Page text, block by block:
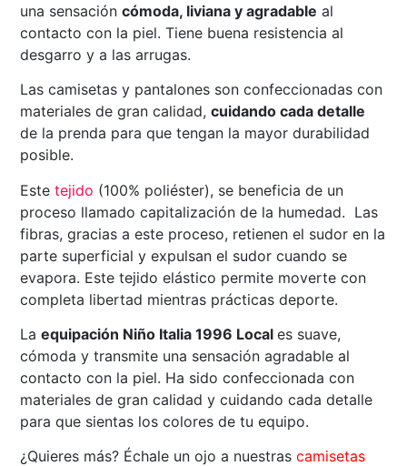
una sensacióncómoda, liviana y agradable al
contacto con la piel. Tiene buena resistencia al
desgarro y a las arrugas.
Las camisetas y pantalones son confeccionadas con
materiales de gran calidad,cuidando cada detalle
de la prenda para que tengan la mayor durabilidad
posible.
Estetejido (100% poliéster), se beneficia de un
proceso llamado capitalización de la humedad. Las
fibras, gracias a este proceso, retienen el sudor en la
parte superficial y expulsan el sudor cuando se
evapora. Este tejido elástico permite moverte con
completa libertad mientras prácticas deporte.
Laequipación Niño Italia 1996 Locales suave,
cómoda y transmite una sensación agradable al
contacto con la piel. Ha sido confeccionada con
materiales de gran calidad y cuidando cada detalle
para que sientas los colores de tu equipo.
¿Quieres más? Échale un ojo a nuestrascamisetas